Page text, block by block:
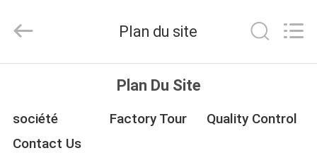
PRODUITS
printing
co.,LTD.
Reserved.
Plan du site
Plan Du Site
société Factory Tour
Quality Control
Contact Us